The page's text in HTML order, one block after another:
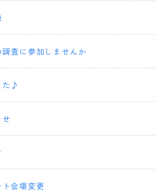
査に参加しませんか
た♪
会場変更